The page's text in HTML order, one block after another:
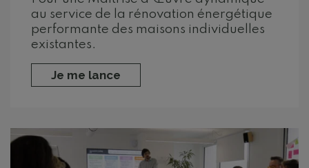
au service de la rénovation énergétique
performante des maisons individuelles
existantes.
Je me lance